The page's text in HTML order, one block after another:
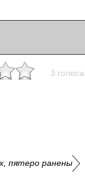
3 голоса
пятеро ранены